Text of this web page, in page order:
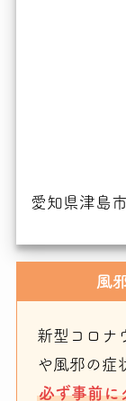
愛知県津島
風
新型コロナ
や風邪の症
必ず事前に